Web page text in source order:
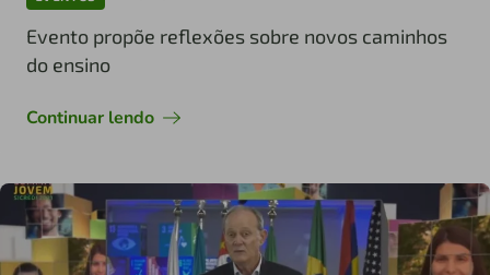
Evento propõe reflexões sobre novos caminhos
do ensino
Continuar lendo